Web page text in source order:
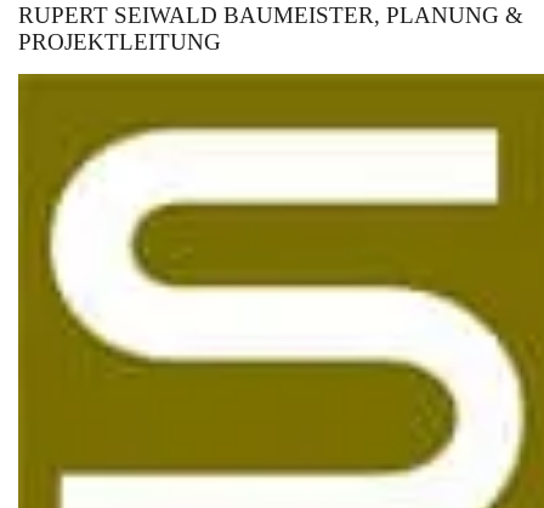
RUPERT SEIWALD BAUMEISTER, PLANUNG &
PROJEKTLEITUNG